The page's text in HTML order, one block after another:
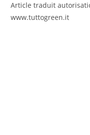
Article traduit
www.tuttogreen.it